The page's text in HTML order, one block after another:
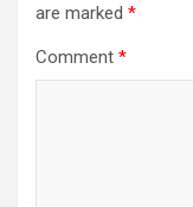
are marked *
Comment *